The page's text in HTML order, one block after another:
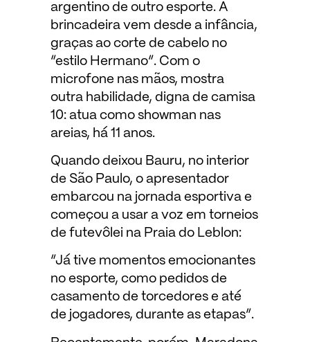
argentino de outro esporte. A
brincadeira vem desde a infância,
graças ao corte de cabelo no
“estilo Hermano”. Com o
microfone nas mãos, mostra
outra habilidade, digna de camisa
10: atua como showman nas
areias, há 11 anos.
Quando deixou Bauru, no interior
de São Paulo, o apresentador
embarcou na jornada esportiva e
começou a usar a voz em torneios
de futevôlei na Praia do Leblon:
“Já tive momentos emocionantes
no esporte, como pedidos de
casamento de torcedores e até
de jogadores, durante as etapas”.